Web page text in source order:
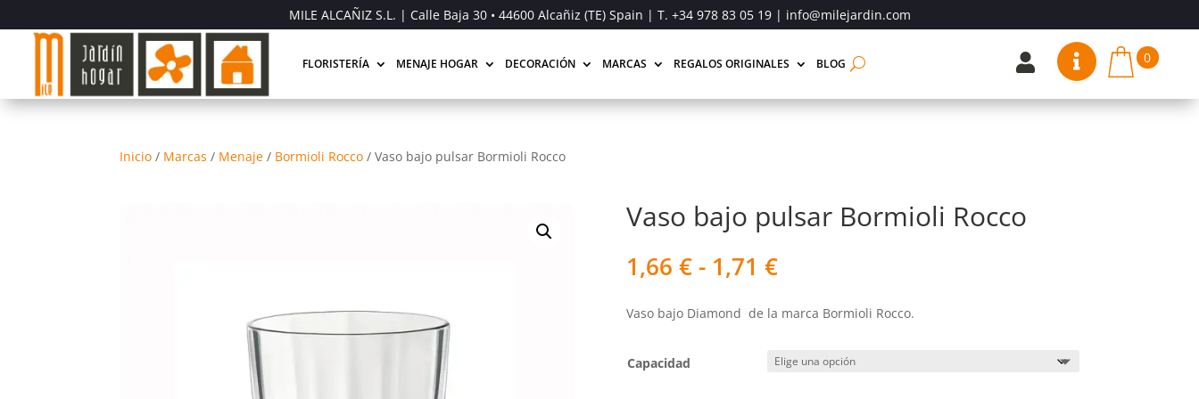
MILE ALCAÑIZ S.L. | Calle Baja 30 • 44600 Alcañiz (TE) Spain | T. +34 978 83 05 19| info@milejardin.com
FLORISTERÍA MENAJE HOGAR DECORACIÓN MARCAS REGALOS ORIGINALES BLOG   0
Inicio / Marcas / Menaje / Bormioli Rocco /Vaso bajo pulsar Bormioli Rocco
Vaso bajo pulsar Bormioli Rocco
1,66 € - 1,71 €Rango
de
precios:
desde
hasta
Vaso bajo Diamond de la marca Bormioli Rocco.
Capacidad